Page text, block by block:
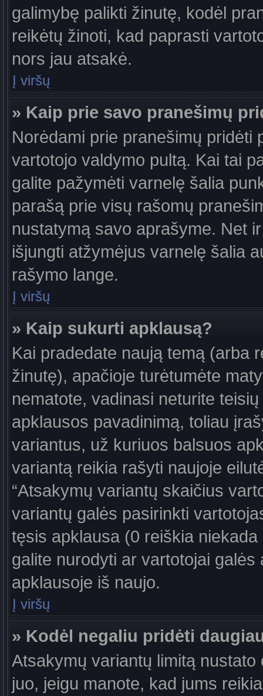
galimybę palikti žinutę, kodėl
reikėtų žinoti, kad paprasti
nors jau atsakė.
Į viršų
» Kaip prie savo pranešimų
Norėdami prie pranešimų pridėti
vartotojo valdymo pultą. Kai tai
galite pažymėti varnelę šalia
parašą prie visų rašomų
nustatymą savo aprašyme. Net
išjungti atžymėjus varnelę šalia
rašymo lange.
Į viršų
» Kaip sukurti apklausą?
Kai pradedate naują temą (arba
žinutę), apačioje turėtumėte
nematote, vadinasi neturite
apklausos pavadinimą, toliau
variantus, už kuriuos balsuos
variantą reikia rašyti naujoje
“Atsakymų variantų skaičius
variantų galės pasirinkti
tęsis apklausa (0 reiškia
galite nurodyti ar vartotojai
apklausoje iš naujo.
Į viršų
» Kodėl negaliu pridėti
Atsakymų variantų limitą
juo, jeigu manote, kad jums